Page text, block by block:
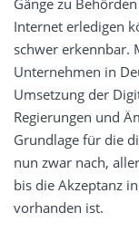
Internet erledigen
schwer erkennbar.
Unternehmen in
Umsetzung der
Regierungen und
Grundlage für die
nun zwar nach,
bis die Akzeptanz
vorhanden ist.